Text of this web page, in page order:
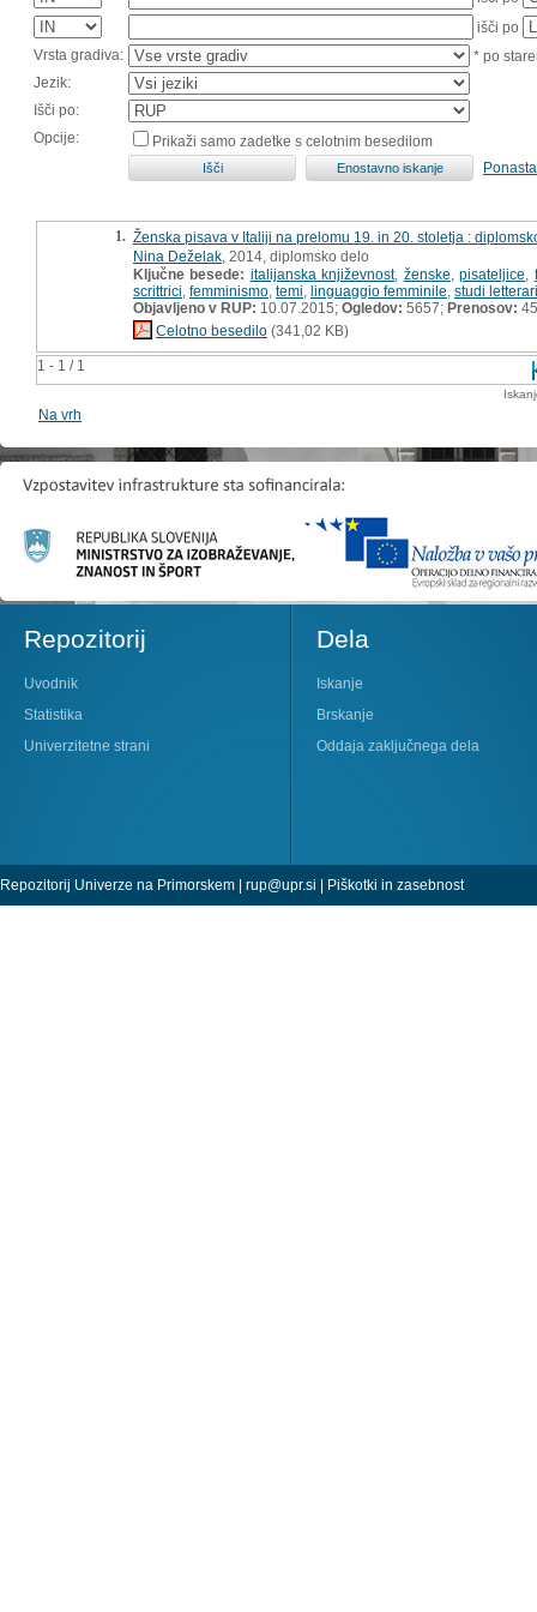
išči po
Vrsta gradiva:
* po
Jezik:
Išči po:
Opcije:
Prikaži samo zadetke s celotnim besedilom
1 - 1 / 1
1. Ženska pisava v Italiji na prelomu 19. in 20. stoletja :
Nina Deželak , 2014, diplomsko delo
Ključne besede: italijanska književnost, ženske ,pisateljice
scrittrici femminismo temi linguaggio femminile studi letterari
Objavljeno v RUP: 10.07.2015; Ogledov: 5657; Prenosov: 45
Celotno besedilo (341,02 KB)
Na vrh
Repozitorij
Uvodnik
Statistika
Univerzitetne strani
Dela
Iskanje
Brskanje
Oddaja zaključnega dela
Repozitorij Univerze na Primorskem | rup@upr.si | Piškotki in zasebnost